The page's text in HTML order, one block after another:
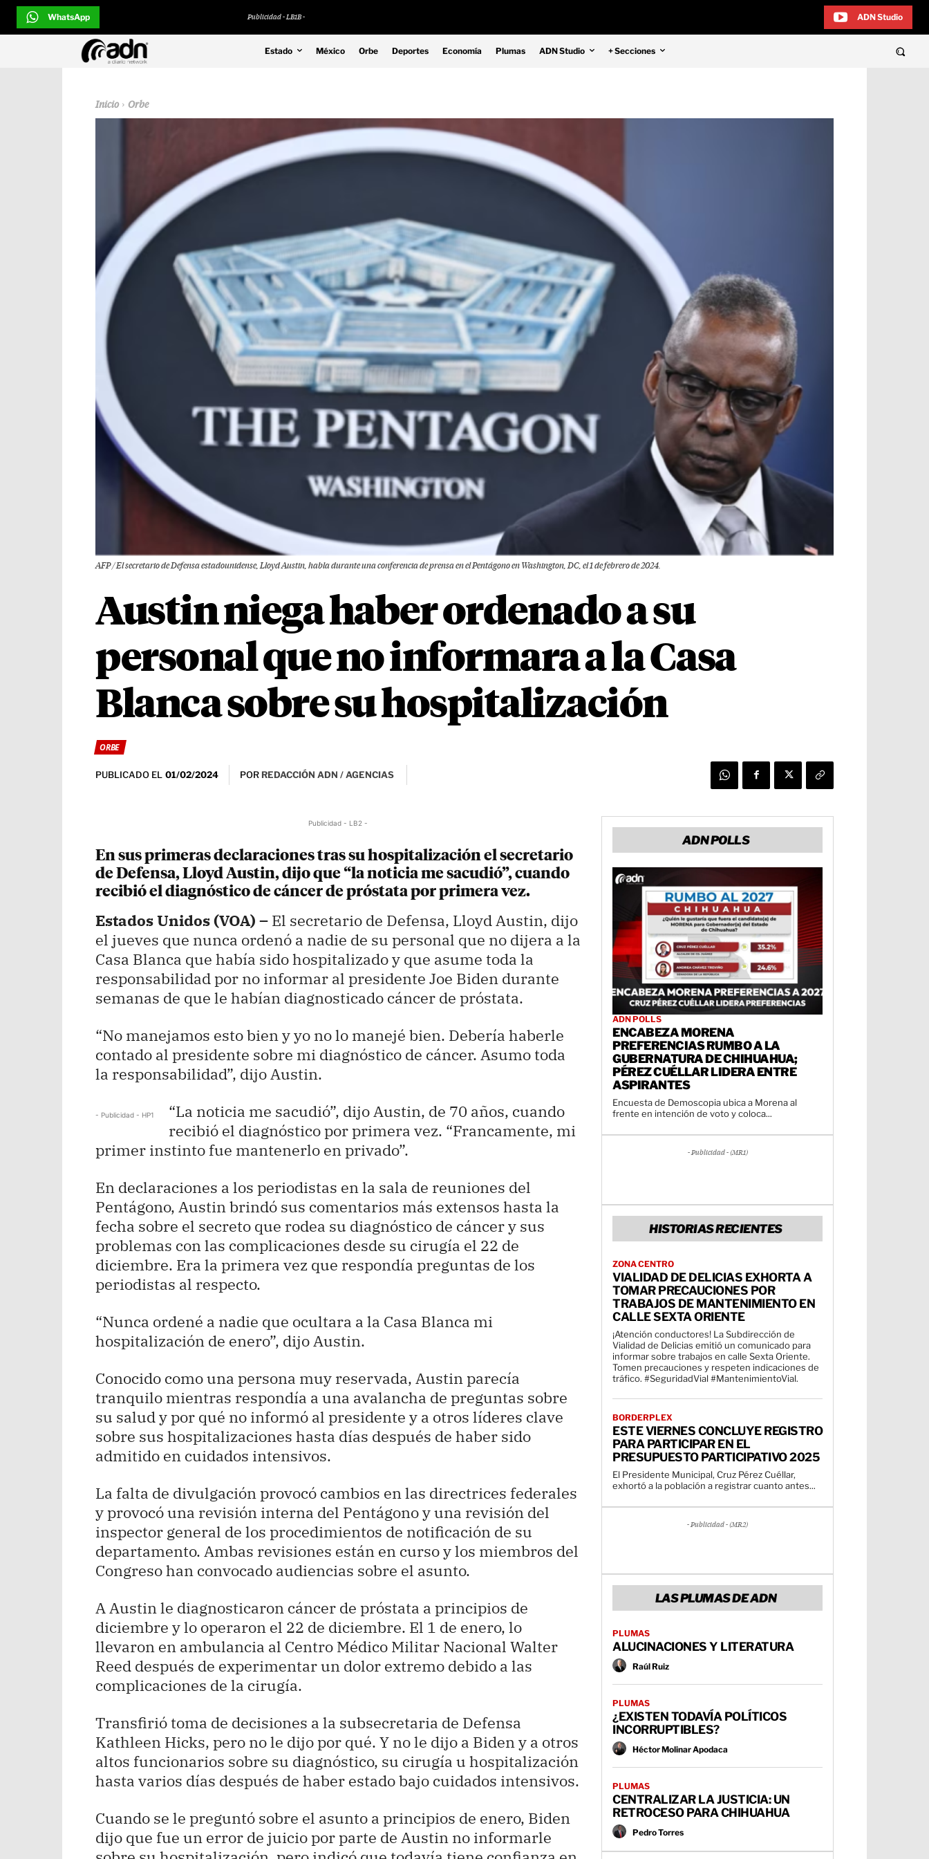
WhatsApp Publicidad - LB1B - ADN Studio
Estado México Orbe Deportes Economía Plumas ADN Studio + Secciones
Inicio Orbe
AFP / El secretario de Defensa estadounidense, Lloyd Austin, habla durante una conferencia de prensa en el Pentágono en Washington, DC, el 1 de febrero de 2024.
Austin niega haber ordenado a su
personal que no informara a la Casa
Blanca sobre su hospitalización
ORBE
PUBLICADO EL 01/02/2024 POR REDACCIÓN ADN / AGENCIAS
Publicidad - LB2 -
En sus primeras declaraciones tras su hospitalización el secretario
de Defensa, Lloyd Austin, dijo que “la noticia me sacudió”, cuando
recibió el diagnóstico de cáncer de próstata por primera vez.
Estados Unidos (VOA) – El secretario de Defensa, Lloyd Austin, dijo
el jueves que nunca ordenó a nadie de su personal que no dijera a la
Casa Blanca que había sido hospitalizado y que asume toda la
responsabilidad por no informar al presidente Joe Biden durante
semanas de que le habían diagnosticado cáncer de próstata.
“No manejamos esto bien y yo no lo manejé bien. Debería haberle
contado al presidente sobre mi diagnóstico de cáncer. Asumo toda
la responsabilidad”, dijo Austin.
- Publicidad - HP1
“La noticia me sacudió”, dijo Austin, de 70 años, cuando
recibió el diagnóstico por primera vez. “Francamente, mi
primer instinto fue mantenerlo en privado”.
En declaraciones a los periodistas en la sala de reuniones del
Pentágono, Austin brindó sus comentarios más extensos hasta la
fecha sobre el secreto que rodea su diagnóstico de cáncer y sus
problemas con las complicaciones desde su cirugía el 22 de
diciembre. Era la primera vez que respondía preguntas de los
periodistas al respecto.
“Nunca ordené a nadie que ocultara a la Casa Blanca mi
hospitalización de enero”, dijo Austin.
Conocido como una persona muy reservada, Austin parecía
tranquilo mientras respondía a una avalancha de preguntas sobre
su salud y por qué no informó al presidente y a otros líderes clave
sobre sus hospitalizaciones hasta días después de haber sido
admitido en cuidados intensivos.
La falta de divulgación provocó cambios en las directrices federales
y provocó una revisión interna del Pentágono y una revisión del
inspector general de los procedimientos de notificación de su
departamento. Ambas revisiones están en curso y los miembros del
Congreso han convocado audiencias sobre el asunto.
A Austin le diagnosticaron cáncer de próstata a principios de
diciembre y lo operaron el 22 de diciembre. El 1 de enero, lo
llevaron en ambulancia al Centro Médico Militar Nacional Walter
Reed después de experimentar un dolor extremo debido a las
complicaciones de la cirugía.
Transfirió toma de decisiones a la subsecretaria de Defensa
Kathleen Hicks, pero no le dijo por qué. Y no le dijo a Biden y a otros
altos funcionarios sobre su diagnóstico, su cirugía u hospitalización
hasta varios días después de haber estado bajo cuidados intensivos.
Cuando se le preguntó sobre el asunto a principios de enero, Biden
dijo que fue un error de juicio por parte de Austin no informarle
ADN POLLS
ADN POLLS
ENCABEZA MORENA
PREFERENCIAS RUMBO A LA
GUBERNATURA DE CHIHUAHUA;
PÉREZ CUÉLLAR LIDERA ENTRE
ASPIRANTES
Encuesta de Demoscopia ubica a Morena al
frente en intención de voto y coloca...
- Publicidad - (MR1)
HISTORIAS RECIENTES
ZONA CENTRO
VIALIDAD DE DELICIAS EXHORTA A
TOMAR PRECAUCIONES POR
TRABAJOS DE MANTENIMIENTO EN
CALLE SEXTA ORIENTE
¡Atención conductores! La Subdirección de
Vialidad de Delicias emitió un comunicado para
informar sobre trabajos en calle Sexta Oriente.
Tomen precauciones y respeten indicaciones de
tráfico. #SeguridadVial #MantenimientoVial.
BORDERPLEX
ESTE VIERNES CONCLUYE REGISTRO
PARA PARTICIPAR EN EL
PRESUPUESTO PARTICIPATIVO 2025
El Presidente Municipal, Cruz Pérez Cuéllar,
exhortó a la población a registrar cuanto antes...
- Publicidad - (MR2)
LAS PLUMAS DE ADN
PLUMAS
ALUCINACIONES Y LITERATURA
Raúl Ruiz
PLUMAS
¿EXISTEN TODAVÍA POLÍTICOS
INCORRUPTIBLES?
Héctor Molinar Apodaca
PLUMAS
CENTRALIZAR LA JUSTICIA: UN
RETROCESO PARA CHIHUAHUA
Pedro Torres